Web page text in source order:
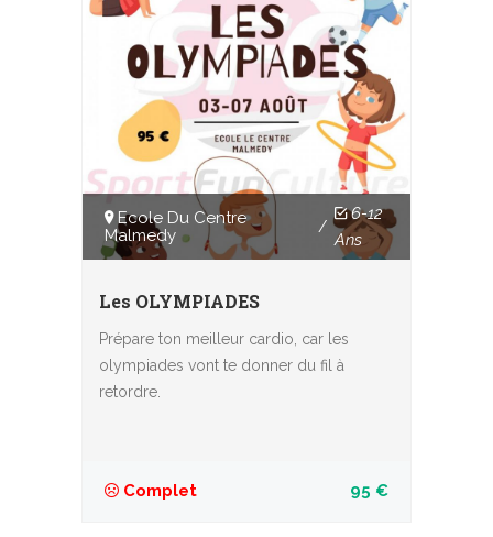
Ecole Du Centre
Malmedy
/
6-12
Ans
Les OLYMPIADES
Prépare ton meilleur cardio, car les
olympiades vont te donner du fil à
retordre.
Complet 95 €